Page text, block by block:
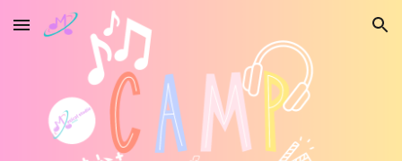
Skip to main content Skip to navigation